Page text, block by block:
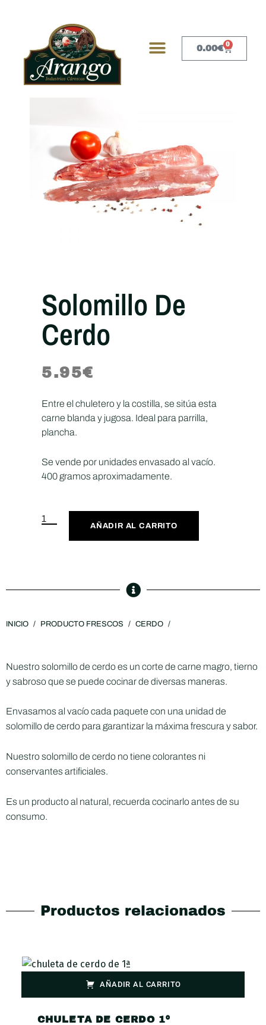
0.00€ 0
Solomillo De
Cerdo
5.95€
Entre el chuletero y la costilla, se sitúa esta
carne blanda y jugosa. Ideal para parrilla,
plancha.
Se vende por unidades envasado al vacío.
400 gramos aproximadamente.
AÑADIR AL CARRITO
INICIO / PRODUCTO FRESCOS / CERDO /
Nuestro solomillo de cerdo es un corte de carne magro, tierno
y sabroso que se puede cocinar de diversas maneras.
Envasamos al vacío cada paquete con una unidad de
solomillo de cerdo para garantizar la máxima frescura y sabor.
Nuestro solomillo de cerdo no tiene colorantes ni
conservantes artificiales.
Es un producto al natural, recuerda cocinarlo antes de su
consumo.
Productos relacionados
AÑADIR AL CARRITO
CHULETA DE CERDO 1º